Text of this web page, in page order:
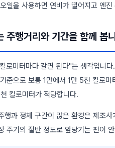
일을 사용하면 연비가 떨어지고 엔
주행거리와 기간을 함께 봅
로미터마다 갈면 된다"는 생각입니
준으로 보통 1만에서 1만 5천 킬로
킬로미터가 적당합니다.
행과 정체 구간이 많은 환경은 제조
주기의 절반 정도로 앞당기는 편이